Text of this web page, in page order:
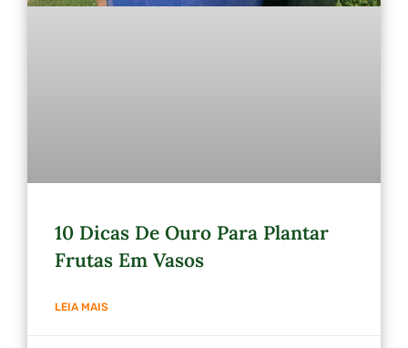
10 Dicas De Ouro Para Plantar
Frutas Em Vasos
LEIA MAIS